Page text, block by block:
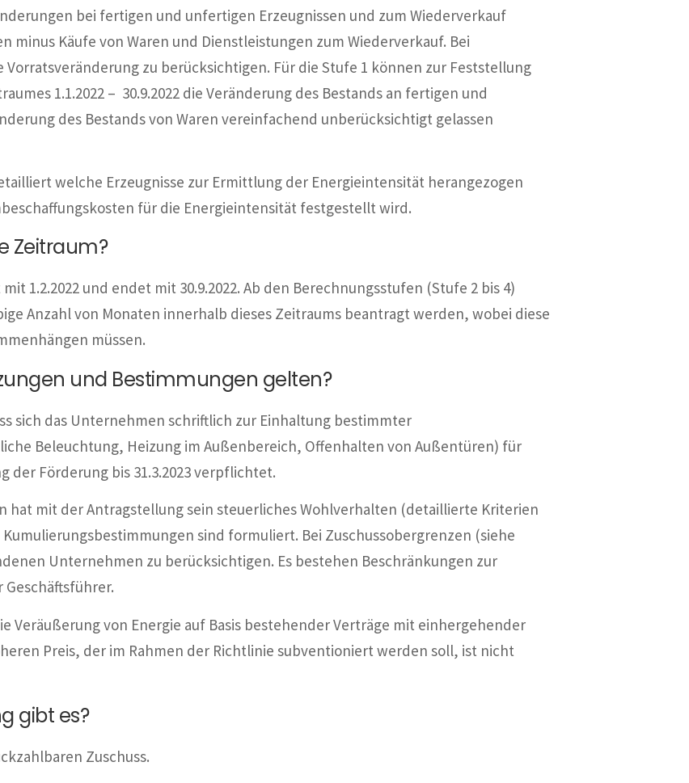
bei fertigen und unfertigen Erzeugnissen und zum Wiederverkauf
minus Käufe von Waren und Dienstleistungen zum Wiederverkauf. Bei
Vorratsveränderung zu berücksichtigen. Für die Stufe 1 können zur Feststellung
1.1.2022 – 30.9.2022 die Veränderung des Bestands an fertigen und
des Bestands von Waren vereinfachend unberücksichtigt gelassen
welche Erzeugnisse zur Ermittlung der Energieintensität herangezogen
für die Energieintensität festgestellt wird.
Zeitraum?
1.2.2022 und endet mit 30.9.2022. Ab den Berechnungsstufen (Stufe 2 bis 4)
Anzahl von Monaten innerhalb dieses Zeitraums beantragt werden, wobei diese
müssen.
und Bestimmungen gelten?
sich das Unternehmen schriftlich zur Einhaltung bestimmter
Beleuchtung, Heizung im Außenbereich, Offenhalten von Außentüren) für
der Förderung bis 31.3.2023 verpflichtet.
hat mit der Antragstellung sein steuerliches Wohlverhalten (detaillierte Kriterien
sind formuliert. Bei Zuschussobergrenzen (siehe
Unternehmen zu berücksichtigen. Es bestehen Beschränkungen zur
Geschäftsführer.
Veräußerung von Energie auf Basis bestehender Verträge mit einhergehender
Preis, der im Rahmen der Richtlinie subventioniert werden soll, ist nicht
gibt es?
Zuschuss.